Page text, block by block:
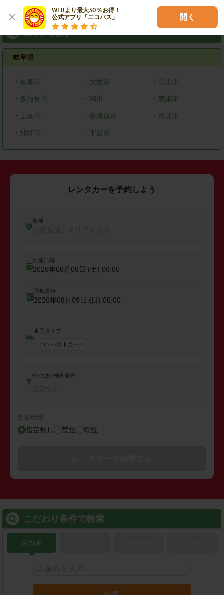
WEBより最大30％お得！
公式アプリ「ニコパス」
開く
エリアで探す
岐阜県
・ 岐阜市 ・ 大垣市 ・ 高山市
・ 多治見市 ・ 関市 ・ 恵那市
・ 土岐市 ・ 各務原市 ・ 可児市
・ 飛騨市 ・ 下呂市
レンタカーを予約しよう
出発
出発日時
2026年08月08日 (土) 06:00
返却日時
2026年08月09日 (日) 06:00
車両タイプ
コンパクトカー
その他の検索条件
禁煙/喫煙
指定無し 禁煙 喫煙
こだわり条件で検索
店舗名